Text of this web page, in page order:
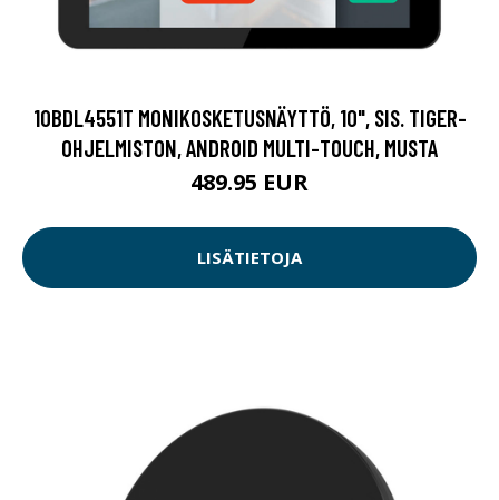
10BDL4551T MONIKOSKETUSNÄYTTÖ, 10", SIS. TIGER-
OHJELMISTON, ANDROID MULTI-TOUCH, MUSTA
489.95 EUR
LISÄTIETOJA